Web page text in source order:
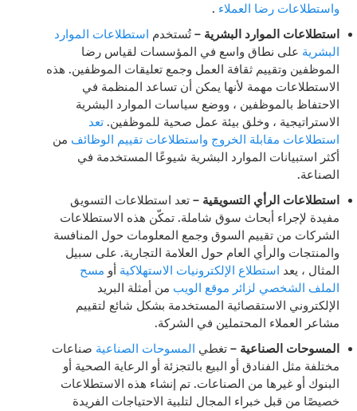
واستطلاعات رضا العملاء .
استطلاعات الموارد البشرية – تُستخدم استطلاعات الموارد
البشرية على نطاق واسع في المؤسسات لقياس رضا
الموظفين وتقييم ثقافة العمل وجمع تعليقات الموظفين. هذه
الاستطلاعات مهمة لأنها يمكن أن تساعد المنظمة في
الاحتفاظ بالموظفين ، ووضع سياسات الموارد البشرية
الاستراتيجية ، وخلق بيئة عمل صحية للموظفين.تعد
استطلاعات مقابلة الخروج واستطلاعات تقييم الوظائف من
أكثر استبيانات الموارد البشرية شيوعًا المستخدمة في
الصناعة.
استطلاعات الرأي التسويقية – تعد استطلاعات التسويق
مفيدة لإجراء أبحاث سوق شاملة. تمكّن هذه الاستطلاعات
الشركات من تقييم السوق وجمع المعلومات حول المنافسة
والمنتجات والرأي العام حول العلامة التجارية. على سبيل
المثال ، يعد استطلاع الإلكترونيات الاستهلاكية أو مسح
الملف الشخصي لزائر موقع الويب من أمثلة البريد
الإلكتروني الاستقصائية المستخدمة بشكل شائع لتقييم
مشاعر العملاء المحتملين في الشركة.
المسوحات الصناعية – تغطي المسوحات الصناعية صناعات
مختلفة مثل الفنادق أو البيع بالتجزئة أو الرعاية الصحية أو
البنوك أو غيرها من الصناعات. تم إنشاء هذه الاستطلاعات
خصيصًا من قبل خبراء المجال لتلبية الاحتياجات الفريدة